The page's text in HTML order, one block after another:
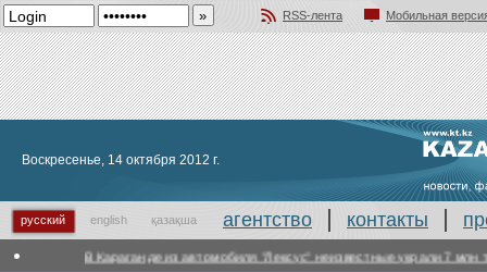
RSS-лента
Мобильная
Воскресенье, 14 октября 2012 г.
русский english қазақша агентство контакты
В Караганде из автомобиля "Лексус" неизвестные украли 7 млн